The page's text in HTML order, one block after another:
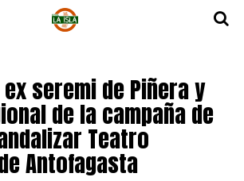
seremi de Piñera y
de la campaña de
Teatro
Antofagasta